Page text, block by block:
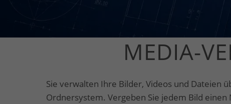
MEDIA-
Sie verwalten Ihre Bilder, Videos und Dateien
Ordnersystem. Vergeben Sie jedem Bild